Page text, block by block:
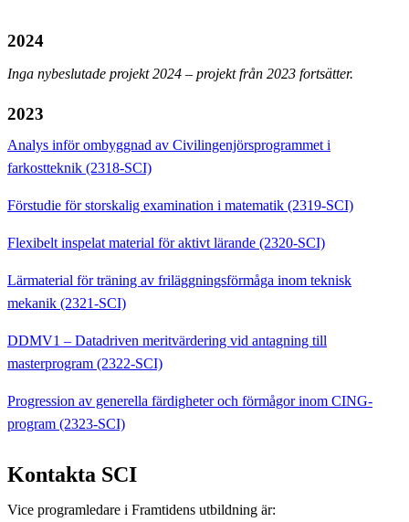
2024
Inga nybeslutade projekt 2024 – projekt från 2023 fortsätter.
2023
Analys inför ombyggnad av Civilingenjörsprogrammet i
farkostteknik (2318-SCI)
Förstudie för storskalig examination i matematik (2319-SCI)
Flexibelt inspelat material för aktivt lärande (2320-SCI)
Lärmaterial för träning av friläggningsförmåga inom teknisk
mekanik (2321-SCI)
DDMV1 – Datadriven meritvärdering vid antagning till
masterprogram (2322-SCI)
Progression av generella färdigheter och förmågor inom CING-
program (2323-SCI)
Kontakta SCI
Vice programledare i Framtidens utbildning är: